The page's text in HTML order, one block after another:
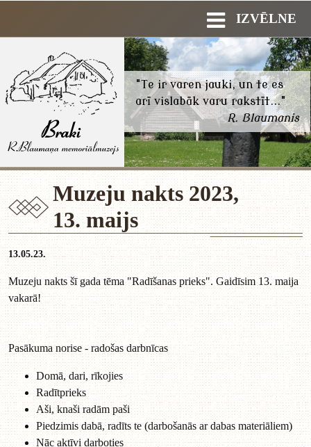
IZVĒLNE
"Te ir varen jauki, un te es
arī vislabāk varu rakstīt..."
R. Blaumanis
Muzeju nakts 2023,
13. maijs
13.05.23.
Muzeju nakts šī gada tēma "Radīšanas prieks". Gaidīsim 13. maija
vakarā!
Pasākuma norise - radošas darbnīcas
Domā, dari, rīkojies
Radītprieks
Aši, knaši radām paši
Piedzimis dabā, radīts te (darbošanās ar dabas materiāliem)
Nāc aktīvi darboties